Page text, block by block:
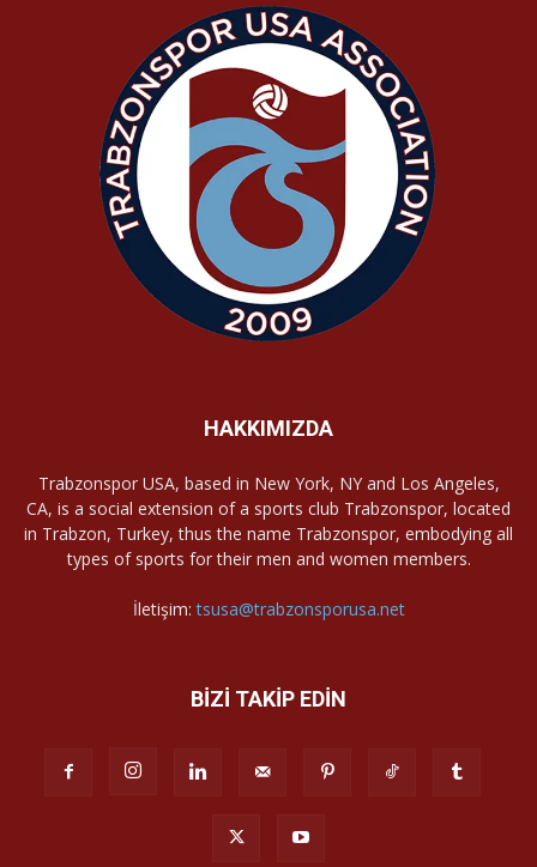
HAKKIMIZDA
Trabzonspor USA, based in New York, NY and Los Angeles,
CA, is a social extension of a sports club Trabzonspor, located
in Trabzon, Turkey, thus the name Trabzonspor, embodying all
types of sports for their men and women members.
İletişim:tsusa@trabzonsporusa.net
BİZİ TAKİP EDİN